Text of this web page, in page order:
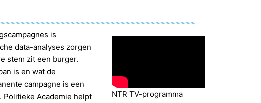
is
data-analyses zorgen
stem zit een burger.
is en wat de
campagne is een
Politieke Academie helpt
NTR TV-programma